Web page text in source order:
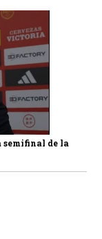
semifinal de la